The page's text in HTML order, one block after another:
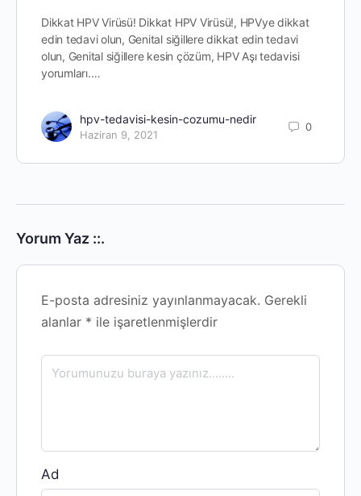
Dikkat HPV Virüsü! Dikkat HPV Virüsü!, HPVye dikkat
edin tedavi olun, Genital siğillere dikkat edin tedavi
olun, Genital siğillere kesin çözüm, HPV Aşı tedavisi
yorumları.…
hpv-tedavisi-kesin-cozumu-nedir
Haziran 9, 2021
0
Yorum Yaz ::.
E-posta adresiniz yayınlanmayacak. Gerekli
alanlar * ile işaretlenmişlerdir
Ad